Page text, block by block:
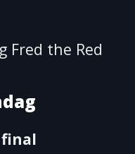
Fred the Red
final